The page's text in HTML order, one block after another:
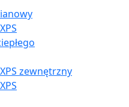
zewnętrzny